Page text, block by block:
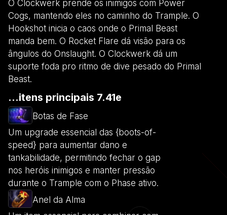
O Clockwerk prende os inimigos com Power
Cogs, mantendo eles no caminho do Trample. O
Hookshot inicia o caos onde o Primal Beast
manda bem. O Rocket Flare dá visão para os
ângulos do Onslaught. O Clockwerk dá um
suporte foda pro ritmo de dive pesado do Primal
Beast.
...itens principais 7.41e
Botas de Fase
Um upgrade essencial das {boots-of-
speed} para aumentar dano e
tankabilidade, permitindo fechar o gap
nos heróis inimigos e manter pressão
durante o Trample com o Phase ativo.
Anel da Alma